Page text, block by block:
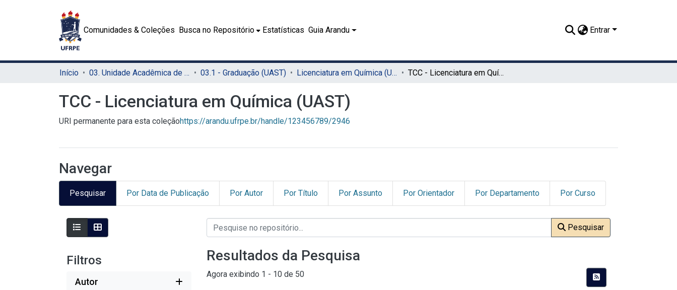
Comunidades & Coleções Busca no Repositório Estatísticas Guia Arandu Entrar
Início 03. Unidade Acadêmica de Serra Talhada (UAST) 03.1 - Graduação (UAST) Licenciatura em Química (UAST) TCC - Licenciatura em Química (UAST)
TCC - Licenciatura em Química (UAST)
URI permanente para esta coleçãohttps://arandu.ufrpe.br/handle/123456789/2946
Navegar
Pesquisar Por Data de Publicação Por Autor Por Título Por Assunto Por Orientador Por Departamento Por Curso
Filtros
Autor
Pesquisar
Resultados da Pesquisa
Agora exibindo 1 - 10 de 50